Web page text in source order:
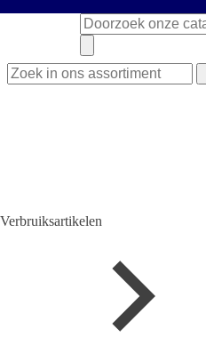
Zoeken
naar:
Zoeken
naar:
Verbruiksartikelen